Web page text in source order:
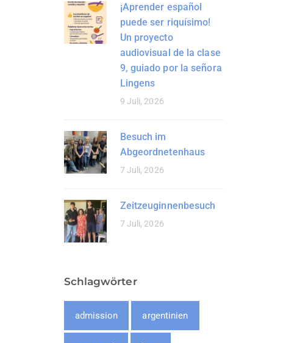
¡Aprender español
puede ser riquísimo!
Un proyecto
audiovisual de la clase
9, guiado por la señora
Lingens
9 Juli, 2026
Besuch im
Abgeordnetenhaus
7 Juli, 2026
Zeitzeuginnenbesuch
7 Juli, 2026
Schlagwörter
admission argentinien